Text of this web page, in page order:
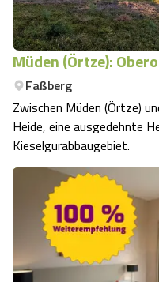
Müden (Örtze):
Faßberg
Zwischen Müden (Örtze)
Heide, eine ausgedehnte
Kieselgurabbaugebiet.